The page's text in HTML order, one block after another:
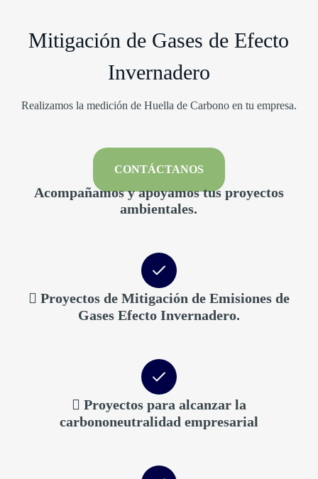
Mitigación de Gases de Efecto
Invernadero
Realizamos la medición de Huella de Carbono en tu empresa.
CONTÁCTANOS
Acompañamos y apoyamos tus proyectos
ambientales.
 Proyectos de Mitigación de Emisiones de
Gases Efecto Invernadero.
 Proyectos para alcanzar la
carbononeutralidad empresarial